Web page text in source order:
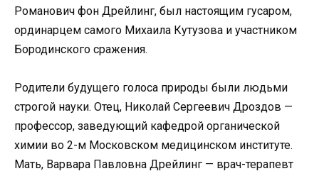
Романович фон Дрейлинг, был настоящим гусаром,
ординарцем самого Михаила Кутузова и участником
Бородинского сражения.
Родители будущего голоса природы были людьми
строгой науки. Отец, Николай Сергеевич Дроздов —
профессор, заведующий кафедрой органической
химии во 2-м Московском медицинском институте.
Мать, Варвара Павловна Дрейлинг — врач-терапевт